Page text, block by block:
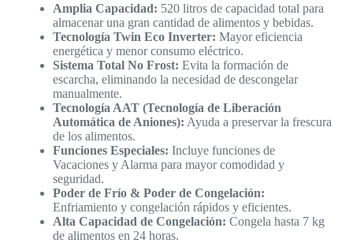
Amplia Capacidad: 520 litros de capacidad total para
almacenar una gran cantidad de alimentos y bebidas.
Tecnología Twin Eco Inverter: Mayor eficiencia
energética y menor consumo eléctrico.
Sistema Total No Frost: Evita la formación de
escarcha, eliminando la necesidad de descongelar
manualmente.
Tecnología AAT (Tecnología de Liberación
Automática de Aniones): Ayuda a preservar la frescura
de los alimentos.
Funciones Especiales: Incluye funciones de
Vacaciones y Alarma para mayor comodidad y
seguridad.
Poder de Frío & Poder de Congelación:
Enfriamiento y congelación rápidos y eficientes.
Alta Capacidad de Congelación: Congela hasta 7 kg
de alimentos en 24 horas.